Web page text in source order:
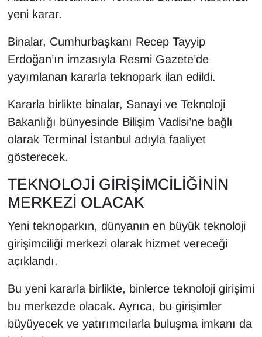
yeni karar.
Binalar, Cumhurbaşkanı Recep Tayyip
Erdoğan’ın imzasıyla Resmi Gazete’de
yayımlanan kararla teknopark ilan edildi.
Kararla birlikte binalar, Sanayi ve Teknoloji
Bakanlığı bünyesinde Bilişim Vadisi’ne bağlı
olarak Terminal İstanbul adıyla faaliyet
gösterecek.
TEKNOLOJİ GİRİŞİMCİLİĞİNİN
MERKEZİ OLACAK
Yeni teknoparkın, dünyanın en büyük teknoloji
girişimciliği merkezi olarak hizmet vereceği
açıklandı.
Bu yeni kararla birlikte, binlerce teknoloji girişimi
bu merkezde olacak. Ayrıca, bu girişimler
büyüyecek ve yatırımcılarla buluşma imkanı da
İngilizce
Kadın
Kamu Alımları
Kim Kimdir?
Kültür & Sanat
KURDÎ
MAGAZİN
MEDYA
ONE EKONOMİ
POLİTİKA
Resmi İlanlar